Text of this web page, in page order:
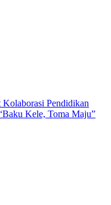
Kolaborasi Pendidikan
Kele, Toma Maju”